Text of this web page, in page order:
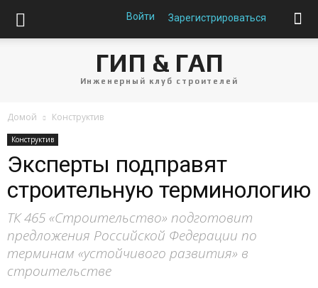
Войти Зарегистрироваться
ГИП & ГАП
Инженерный клуб строителей
Домой Конструктив
Конструктив
Эксперты подправят
строительную терминологию
ТК 465 «Строительство» подготовит
предложения Российской Федерации по
терминам «устойчивого развития» в
строительстве